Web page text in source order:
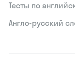
Тесты по
Англо-русский